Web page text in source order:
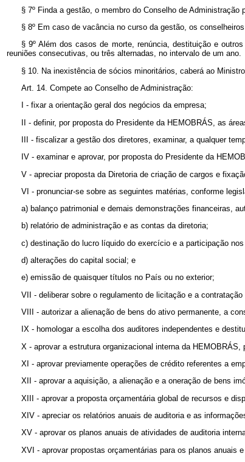
§ 7º Finda a gestão, o membro do Conselho de
§ 8º Em caso de vacância no curso da gestão, os
§ 9º Além dos casos de morte, renúncia, destituição e
reuniões consecutivas, ou três alternadas, no intervalo de um ano.
§ 10. Na inexistência de sócios minoritários, caberá ao
Art. 14. Compete ao Conselho de Administração:
I - fixar a orientação geral dos negócios da empresa;
II - definir, por proposta do Presidente da HEMOBRÁS, as
III - fiscalizar a gestão dos diretores, examinar, a qualquer
IV - examinar e aprovar, por proposta do Presidente da
V - apreciar proposta da Diretoria de criação de cargos e
VI - pronunciar-se sobre as seguintes matérias, conforme
a) balanço patrimonial e demais demonstrações financeiras,
b) relatório de administração e as contas da diretoria;
c) destinação do lucro líquido do exercício e a participação
d) alterações do capital social; e
e) emissão de quaisquer títulos no País ou no exterior;
VII - deliberar sobre o regulamento de licitação e a
VIII - autorizar a alienação de bens do ativo permanente, a
IX - homologar a escolha dos auditores independentes e
X - aprovar a estrutura organizacional interna da
XI - aprovar previamente operações de crédito referentes a
XII - aprovar a aquisição, a alienação e a oneração de bens
XIII - aprovar a proposta orçamentária global de recursos e
XIV - apreciar os relatórios anuais de auditoria e as
XV - aprovar os planos anuais de atividades de auditoria
XVI - aprovar propostas orçamentárias para os planos anuais